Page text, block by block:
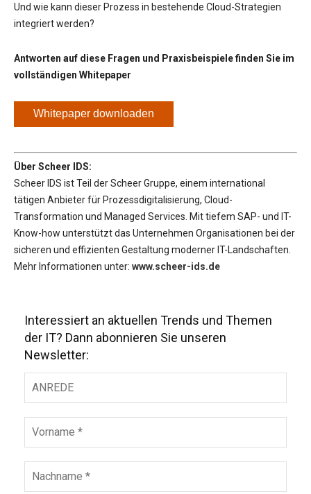
Und wie kann dieser Prozess in bestehende Cloud-Strategien
integriert werden?
Antworten auf diese Fragen und Praxisbeispiele finden Sie im
vollständigen Whitepaper
Whitepaper downloaden
Über Scheer IDS:
Scheer IDS ist Teil der Scheer Gruppe, einem international
tätigen Anbieter für Prozessdigitalisierung, Cloud-
Transformation und Managed Services. Mit tiefem SAP- und IT-
Know-how unterstützt das Unternehmen Organisationen bei der
sicheren und effizienten Gestaltung moderner IT-Landschaften.
Mehr Informationen unter: www.scheer-ids.de
Interessiert an aktuellen Trends und Themen
der IT? Dann abonnieren Sie unseren
Newsletter: